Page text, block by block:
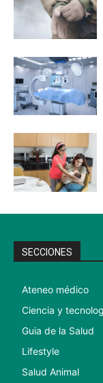
SECCIONES
Ateneo médico
Ciencia y
Guia de la Salud
Lifestyle
Salud Animal